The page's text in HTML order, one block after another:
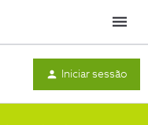
Menu
Iniciar sessão